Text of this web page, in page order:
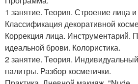
1 занятие. Теория. Строение лица и
Классификация декоративной
Коррекция лица. Инструментарий.
идеальной брови. Колористика.
2 занятие. Теория.
палитры. Разбор косметички.